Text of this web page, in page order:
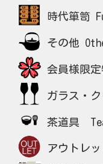
時代箪笥
その他
会員様限
ガラス・
茶道具
アウトレ